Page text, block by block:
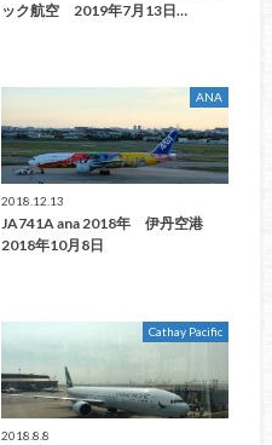
ック航空 2019年7月13日…
ANA
2018.12.13
JA741A ana 2018年 伊丹空港
2018年10月8日
Cathay Pacific
2018.8.8